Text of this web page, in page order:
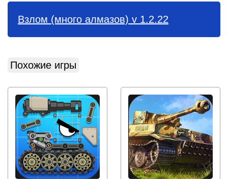
Взлом (много алмазов) v 1.2.22
Похожие игры